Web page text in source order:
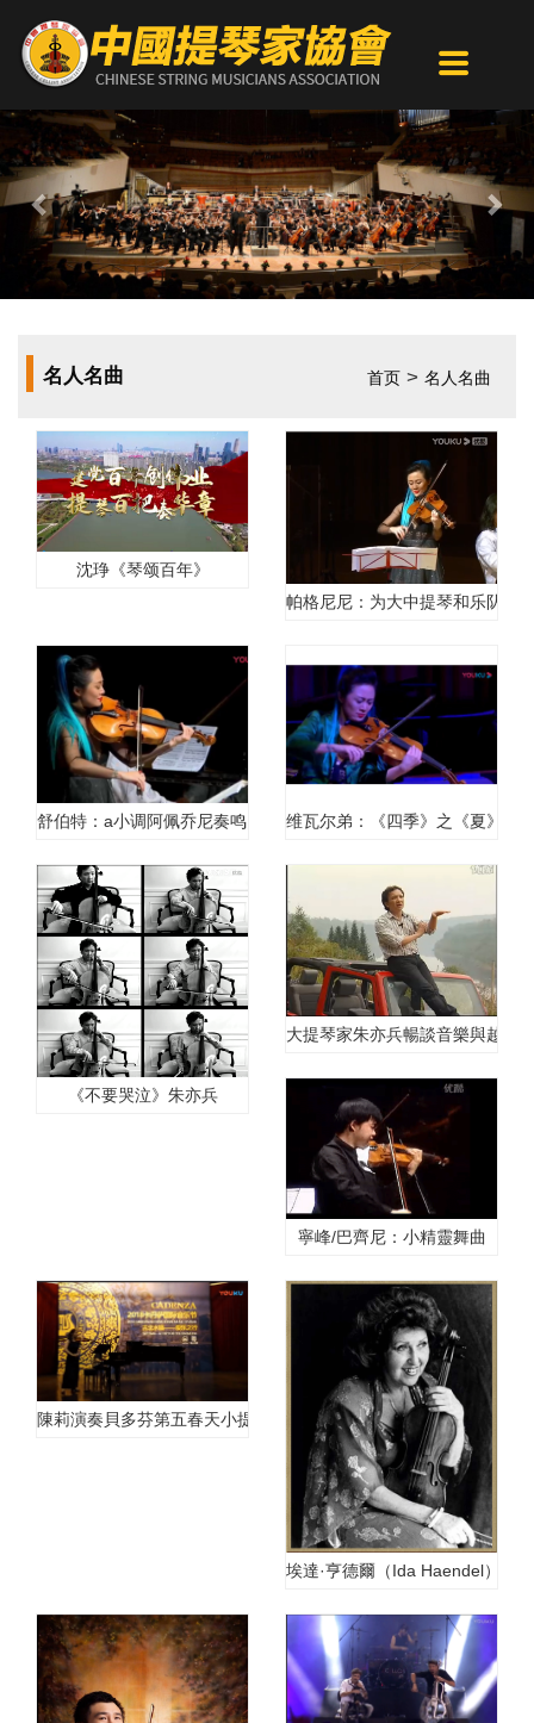
Previous
名人名曲 首页 >名人名曲
沈琤《琴颂百年》
帕格尼尼：为大中提琴和乐队而
舒伯特：a小调阿佩乔尼奏鸣曲第一乐章：演奏者:杨依诺
维瓦尔弟：《四季》之《夏》第
《不要哭泣》朱亦兵
大提琴家朱亦兵暢談音樂與越野
寧峰/巴齊尼：小精靈舞曲
陳莉演奏貝多芬第五春天小提琴鋼琴奏鳴曲 第壹樂章 查爾達十舞曲
埃達·亨德爾（Ida Haendel）吉